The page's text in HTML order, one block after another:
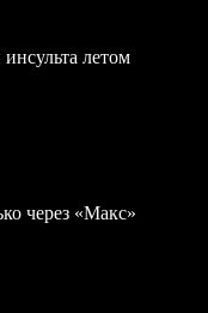
летом
через «Макс»